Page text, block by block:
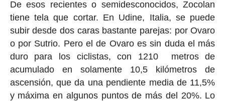
De esos recientes o semidesconocidos, Zocolan
tiene tela que cortar. En Udine, Italia, se puede
subir desde dos caras bastante parejas: por Ovaro
o por Sutrio. Pero el de Ovaro es sin duda el más
duro para los ciclistas, con 1210 metros de
acumulado en solamente 10,5 kilómetros de
ascensión, que da una pendiente media de 11,5%
y máxima en algunos puntos de más del 20%. Lo